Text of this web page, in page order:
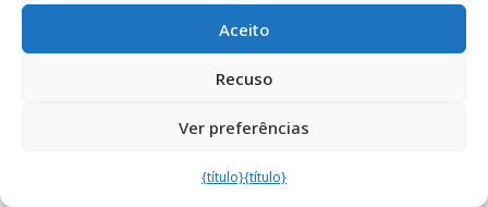
Aceito
Recuso
Ver preferências
{título}{título}
não é um sistema pensante, ele é um sistema
Poema para a emergência climática